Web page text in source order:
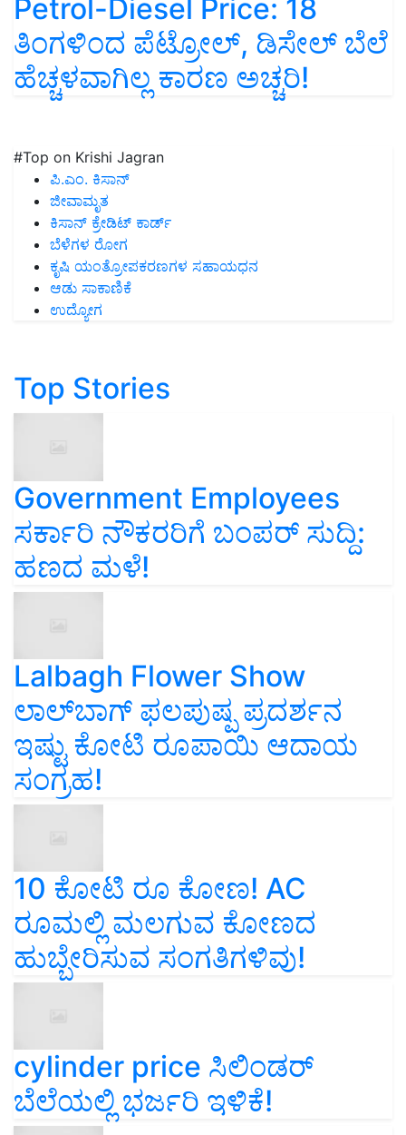
Petrol-Diesel Price: 18
ತಿಂಗಳಿಂದ ಪೆಟ್ರೋಲ್‌, ಡಿಸೇಲ್‌ ಬೆಲೆ
ಹೆಚ್ಚಳವಾಗಿಲ್ಲ ಕಾರಣ ಅಚ್ಚರಿ!
#Top on Krishi Jagran
ಪಿ.ಎಂ. ಕಿಸಾನ್
ಜೀವಾಮೃತ
ಕಿಸಾನ್ ಕ್ರೇಡಿಟ್ ಕಾರ್ಡ್
ಬೆಳೆಗಳ ರೋಗ
ಕೃಷಿ ಯಂತ್ರೋಪಕರಣಗಳ ಸಹಾಯಧನ
ಆಡು ಸಾಕಾಣಿಕೆ
ಉದ್ಯೋಗ
Top Stories
Government Employees
ಸರ್ಕಾರಿ ನೌಕರರಿಗೆ ಬಂಪರ್‌ ಸುದ್ದಿ:
ಹಣದ ಮಳೆ!
Lalbagh Flower Show
ಲಾಲ್‌ಬಾಗ್ ಫಲಪುಷ್ಪ ಪ್ರದರ್ಶನ
ಇಷ್ಟು ಕೋಟಿ ರೂಪಾಯಿ ಆದಾಯ
ಸಂಗ್ರಹ!
10 ಕೋಟಿ ರೂ ಕೋಣ! AC
ರೂಮಲ್ಲಿ ಮಲಗುವ ಕೋಣದ
ಹುಬ್ಬೇರಿಸುವ ಸಂಗತಿಗಳಿವು!
cylinder price ಸಿಲಿಂಡರ್‌
ಬೆಲೆಯಲ್ಲಿ ಭರ್ಜರಿ ಇಳಿಕೆ!